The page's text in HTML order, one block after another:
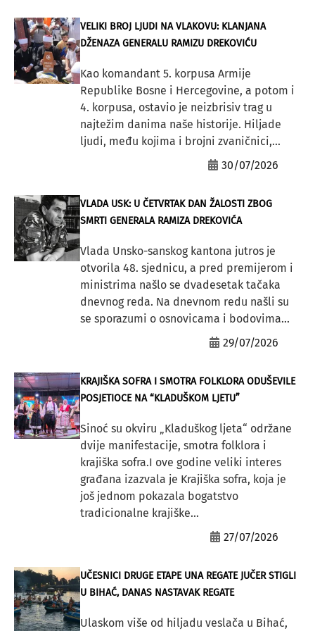
VELIKI BROJ LJUDI NA VLAKOVU: KLANJANA
DŽENAZA GENERALU RAMIZU DREKOVIĆU
Kao komandant 5. korpusa Armije
Republike Bosne i Hercegovine, a potom i
4. korpusa, ostavio je neizbrisiv trag u
najtežim danima naše historije. Hiljade
ljudi, među kojima i brojni zvaničnici,...
30/07/2026
VLADA USK: U ČETVRTAK DAN ŽALOSTI ZBOG
SMRTI GENERALA RAMIZA DREKOVIĆA
Vlada Unsko-sanskog kantona jutros je
otvorila 48. sjednicu, a pred premijerom i
ministrima našlo se dvadesetak tačaka
dnevnog reda. Na dnevnom redu našli su
se sporazumi o osnovicama i bodovima...
29/07/2026
KRAJIŠKA SOFRA I SMOTRA FOLKLORA ODUŠEVILE
POSJETIOCE NA “KLADUŠKOM LJETU”
Sinoć su okviru „Kladuškog ljeta“ održane
dvije manifestacije, smotra folklora i
krajiška sofra.I ove godine veliki interes
građana izazvala je Krajiška sofra, koja je
još jednom pokazala bogatstvo
tradicionalne krajiške...
27/07/2026
UČESNICI DRUGE ETAPE UNA REGATE JUČER STIGLI
U BIHAĆ, DANAS NASTAVAK REGATE
Ulaskom više od hiljadu veslača u Bihać,